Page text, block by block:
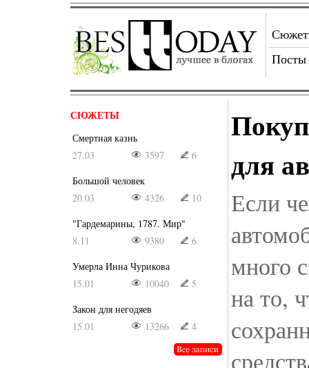
Посты
СЮЖЕТЫ
Смертная казнь
27.03
3597
6
Большой человек
20.03
4326
10
"Гардемарины, 1787. Мир"
8.11
9380
6
Умерла Инна Чурикова
15.01
10040
5
Закон для негодяев
15.01
13266 4
для
Если
много
на то,